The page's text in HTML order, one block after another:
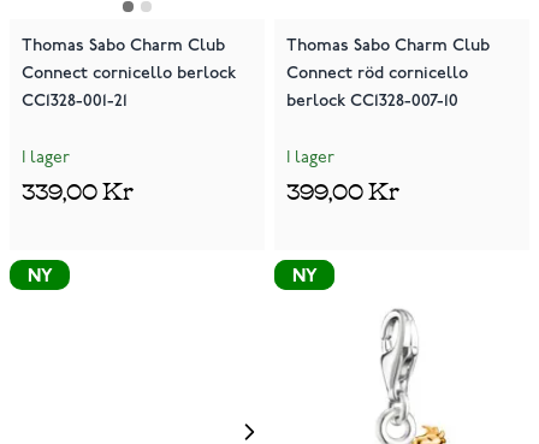
Thomas Sabo Charm Club
Connect cornicello berlock
CC1328-001-21
I lager
339,00 Kr
Thomas Sabo Charm Club
Connect röd cornicello
berlock CC1328-007-10
I lager
399,00 Kr
NY NY
NY